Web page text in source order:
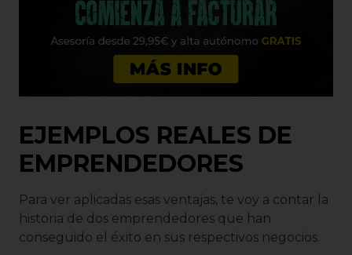
EJEMPLOS REALES DE
EMPRENDEDORES
Para ver aplicadas esas ventajas, te voy a contar la
historia de dos emprendedores que han
conseguido el éxito en sus respectivos negocios.